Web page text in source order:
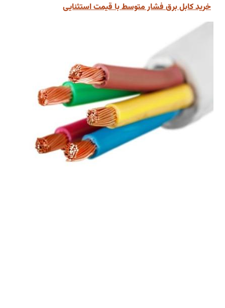
خرید کابل برق فشار متوسط با قیمت استثنایی